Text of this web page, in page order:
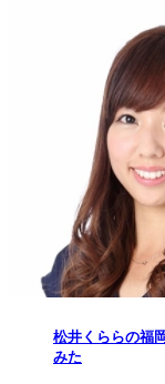
松井くららの福
みた